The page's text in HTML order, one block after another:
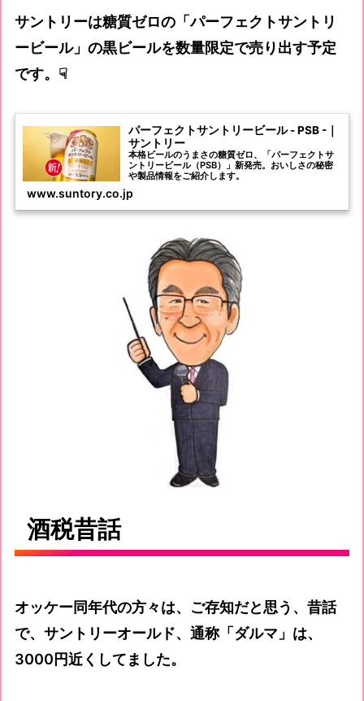
サントリーは糖質ゼロの「パーフェクトサントリ
ービール」の黒ビールを数量限定で売り出す予定
です。☟
パーフェクトサントリービール - PSB -｜
サントリー
本格ビールのうまさの糖質ゼロ、「パーフェクトサ
ントリービール（PSB）」新発売。おいしさの秘密
や製品情報をご紹介します。
www.suntory.co.jp
酒税昔話
オッケー同年代の方々は、ご存知だと思う、昔話
で、サントリーオールド、通称「ダルマ」は、
3000円近くしてました。